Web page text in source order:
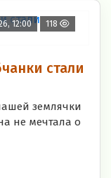
12:00 118
стали
землячки
не мечтала о